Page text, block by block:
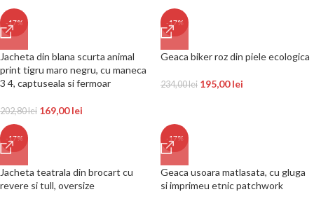
-17%
Jacheta din blana scurta animal
print tigru maro negru, cu maneca
3 4, captuseala si fermoar
202,80lei 169,00lei
-17%
Geaca biker roz din piele ecologica
234,00lei 195,00lei
-17%
Jacheta teatrala din brocart cu
revere si tull, oversize
-17%
Geaca usoara matlasata, cu gluga
si imprimeu etnic patchwork